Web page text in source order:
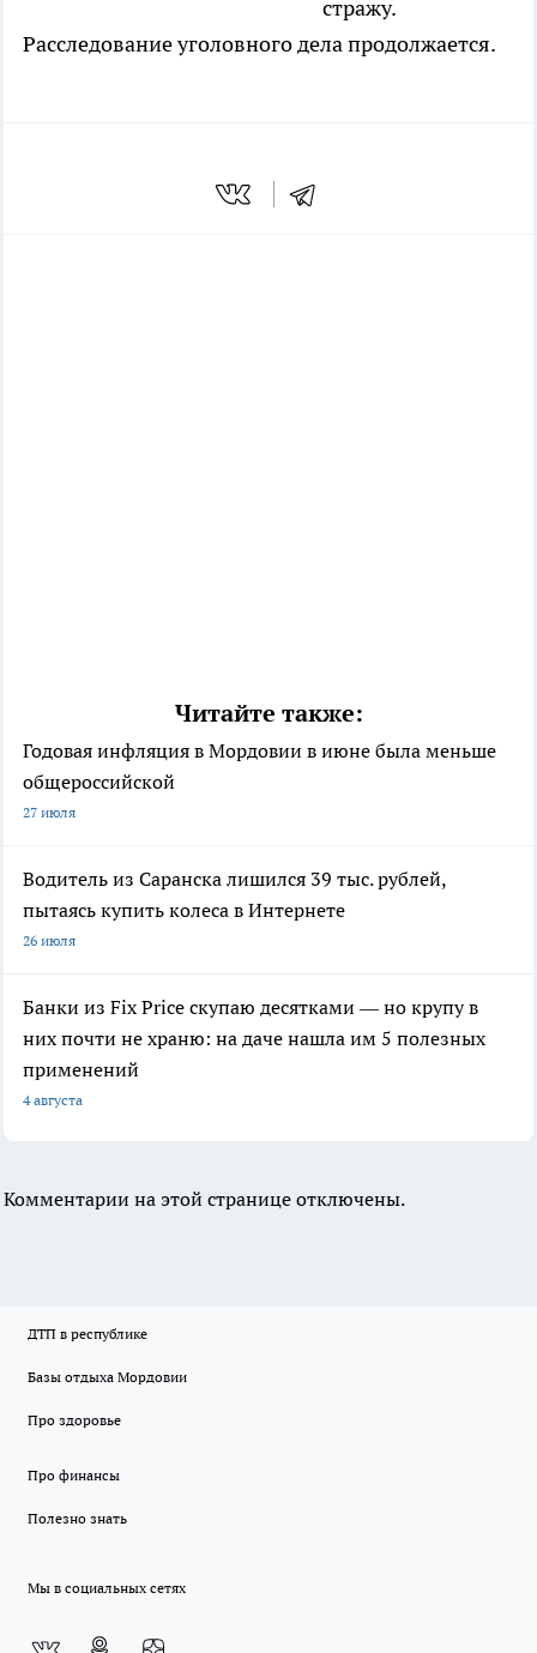
стражу.
Расследование уголовного дела продолжается.
Читайте также:
Годовая инфляция в Мордовии в июне была меньше
общероссийской
27 июля
Водитель из Саранска лишился 39 тыс. рублей,
пытаясь купить колеса в Интернете
26 июля
Банки из Fix Price скупаю десятками — но крупу в
них почти не храню: на даче нашла им 5 полезных
применений
4 августа
Комментарии на этой странице отключены.
ДТП в республике
Базы отдыха Мордовии
Про здоровье
Про финансы
Полезно знать
Мы в социальных сетях